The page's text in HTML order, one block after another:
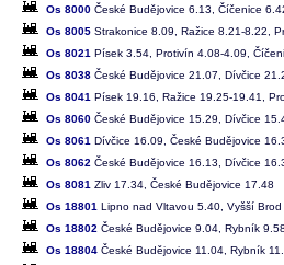
Os 8000 České Budějovice 6.13, Číčenice
Os 8005 Strakonice 8.09, Ražice 8.21-8.22,
Os 8021 Písek 3.54, Protivín 4.08-4.09,
Os 8038 České Budějovice 21.07, Dívčice
Os 8041 Písek 19.16, Ražice 19.25-19.41,
Os 8060 České Budějovice 15.29, Dívčice
Os 8061 Dívčice 16.09, České Budějovice
Os 8062 České Budějovice 16.13, Dívčice
Os 8081 Zliv 17.34, České Budějovice 17.48
Os 18801 Lipno nad Vltavou 5.40, Vyšší
Os 18802 České Budějovice 9.04, Rybník
Os 18804 České Budějovice 11.04, Rybník